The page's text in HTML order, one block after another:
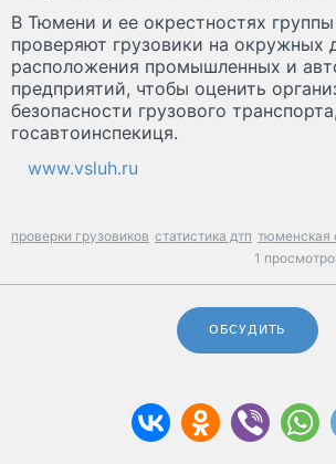
В Тюмени и ее окрестностях
проверяют грузовики на окружных
расположения промышленных и
предприятий, чтобы оценить
безопасности грузового
госавтоинспекиця.
www.vsluh.ru
проверки грузовиков статистика дтп тюменская
1
ОБСУДИТЬ